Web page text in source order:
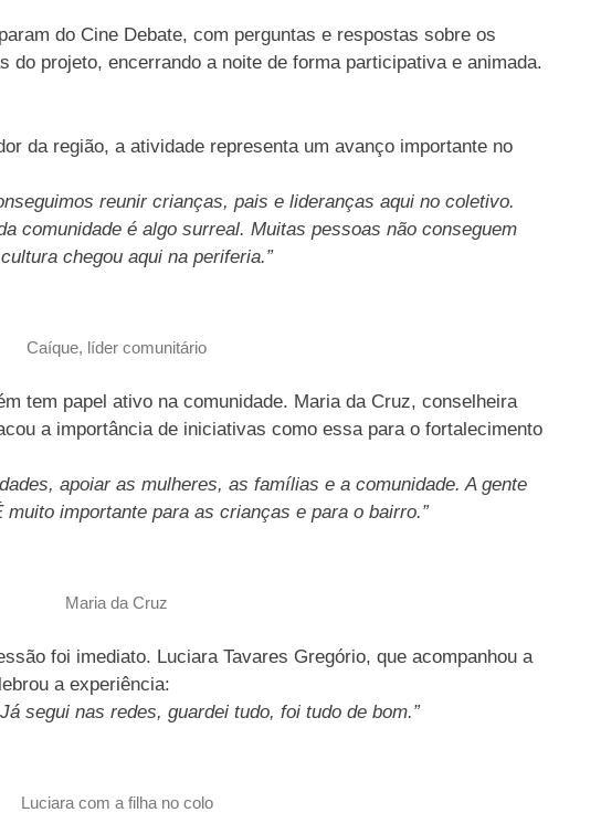
do Cine Debate, com perguntas e respostas sobre os
do projeto, encerrando a noite de forma participativa e animada.
da região, a atividade representa um avanço importante no
reunir crianças, pais e lideranças aqui no coletivo.
comunidade é algo surreal. Muitas pessoas não conseguem
chegou aqui na periferia.”
Caíque, líder comunitário
tem papel ativo na comunidade. Maria da Cruz, conselheira
a importância de iniciativas como essa para o fortalecimento
apoiar as mulheres, as famílias e a comunidade. A gente
importante para as crianças e para o bairro.”
Maria da Cruz
foi imediato. Luciara Tavares Gregório, que acompanhou a
a experiência:
segui nas redes, guardei tudo, foi tudo de bom.”
Luciara com a filha no colo